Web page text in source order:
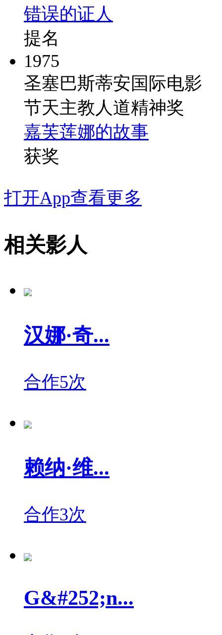
错误的证人
提名
1975
圣塞巴斯蒂安国际电影
节天主教人道精神奖
嘉芙莲娜的故事
获奖
打开App查看更多
相关影人
汉娜·奇...
合作5次
赖纳·维...
合作3次
G&#252;n...